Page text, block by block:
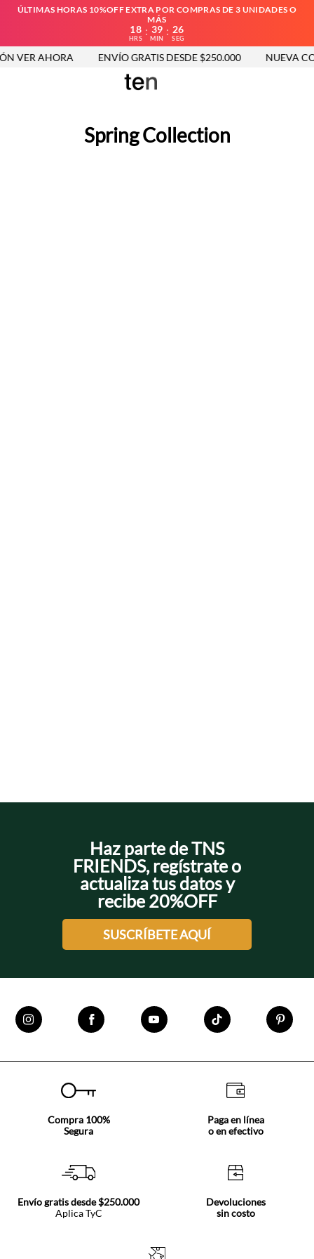
ÚLTIMAS HORAS 10%OFF EXTRA POR COMPRAS DE 3 UNIDADES O
MÁS
18
HRS
: 39
MIN
: 26
SEG
VER AHORA ENVÍO GRATIS DESDE $250.000 NUEVA
Spring Collection
Haz parte de TNS
FRIENDS, regístrate o
actualiza tus datos y
recibe 20%OFF
SUSCRÍBETE AQUÍ
Compra 100%
Segura
Paga en línea
o en efectivo
Envío gratis desde $250.000
Aplica TyC
Devoluciones
sin costo